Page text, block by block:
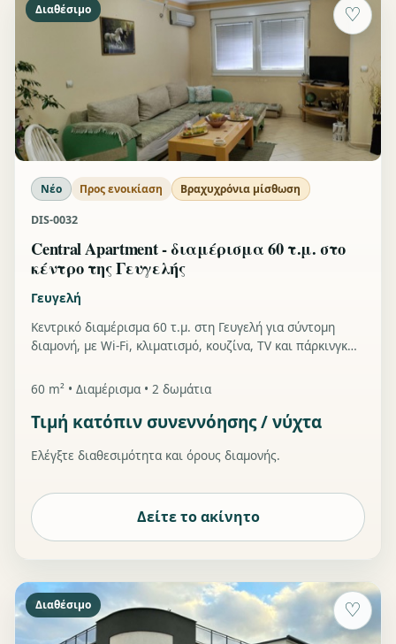
♡
Διαθέσιμο
Νέο Προς ενοικίαση Βραχυχρόνια μίσθωση
DIS-0032
Central Apartment - διαμέρισμα 60 τ.μ. στο
κέντρο της Γευγελής
Γευγελή
Κεντρικό διαμέρισμα 60 τ.μ. στη Γευγελή για σύντομη
διαμονή, με Wi-Fi, κλιματισμό, κουζίνα, TV και πάρκινγκ
60 m² • Διαμέρισμα • 2 δωμάτια
Τιμή κατόπιν συνεννόησης / νύχτα
Ελέγξτε διαθεσιμότητα και όρους διαμονής.
Δείτε το ακίνητο
♡
Διαθέσιμο